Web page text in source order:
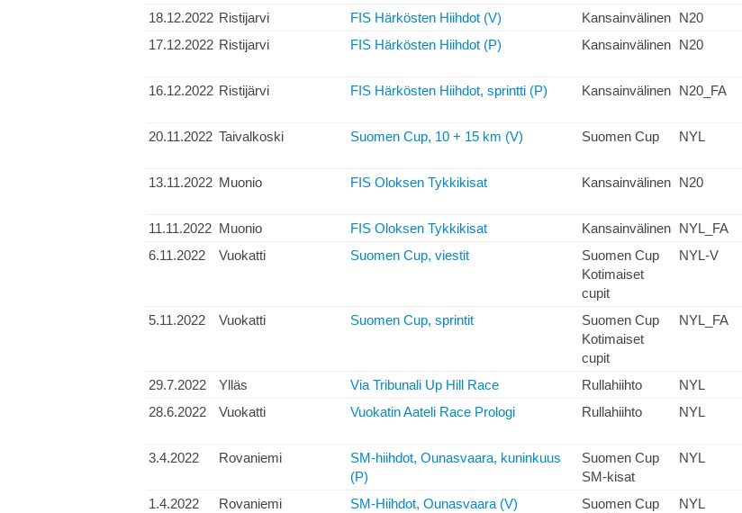
18.12.2022 Ristijarvi FIS Härkösten Hiihdot (V) Kansainvälinen N20
17.12.2022 Ristijarvi FIS Härkösten Hiihdot (P) Kansainvälinen N20
16.12.2022 Ristijärvi FIS Härkösten Hiihdot, sprintti (P) Kansainvälinen N20_FA
20.11.2022 Taivalkoski Suomen Cup, 10 + 15 km (V) Suomen Cup NYL
13.11.2022 Muonio FIS Oloksen Tykkikisat Kansainvälinen N20
11.11.2022 Muonio FIS Oloksen Tykkikisat Kansainvälinen NYL_FA
6.11.2022
Vuokatti Suomen Cup, viestit
Suomen Cup
Kotimaiset
cupit
NYL-V
5.11.2022 Vuokatti Suomen Cup, sprintit
Suomen Cup
Kotimaiset
cupit
NYL_FA
29.7.2022 Ylläs Via Tribunali Up Hill Race Rullahiihto NYL
28.6.2022
Vuokatti Vuokatin Aateli Race Prologi Rullahiihto NYL
3.4.2022
Rovaniemi
SM-hiihdot, Ounasvaara, kuninkuus
(P)
Suomen Cup
SM-kisat
NYL
1.4.2022
Rovaniemi SM-Hiihdot, Ounasvaara (V)
Suomen Cup
NYL